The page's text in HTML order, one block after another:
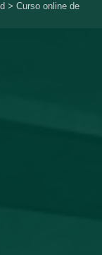
>Curso online de